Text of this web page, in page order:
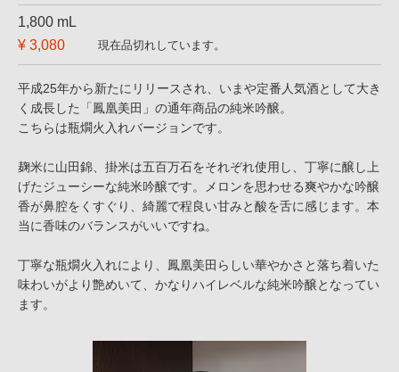
1,800 mL
¥ 3,080
現在品切れしています。
平成25年から新たにリリースされ、いまや定番人気酒として大き
く成長した「鳳凰美田」の通年商品の純米吟醸。
こちらは瓶燗火入れバージョンです。
麹米に山田錦、掛米は五百万石をそれぞれ使用し、丁寧に醸し上
げたジューシーな純米吟醸です。メロンを思わせる爽やかな吟醸
香が鼻腔をくすぐり、綺麗で程良い甘みと酸を舌に感じます。本
当に香味のバランスがいいですね。
丁寧な瓶燗火入れにより、鳳凰美田らしい華やかさと落ち着いた
味わいがより艶めいて、かなりハイレベルな純米吟醸となってい
ます。